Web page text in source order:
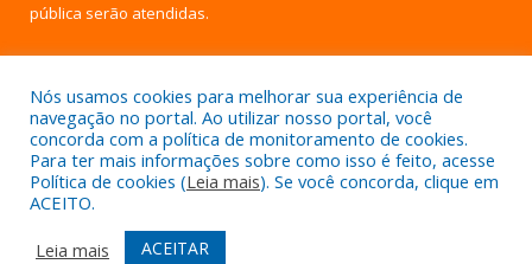
pública serão atendidas.
Todos os direitos reservados a Câmara Municipal de Uruará.
Mapa do Site
Acessar Área Administrativa
Nós usamos cookies para melhorar sua experiência de
navegação no portal. Ao utilizar nosso portal, você
concorda com a política de monitoramento de cookies.
Para ter mais informações sobre como isso é feito, acesse
Política de cookies (Leia mais). Se você concorda, clique em
ACEITO.
Leia mais
ACEITAR